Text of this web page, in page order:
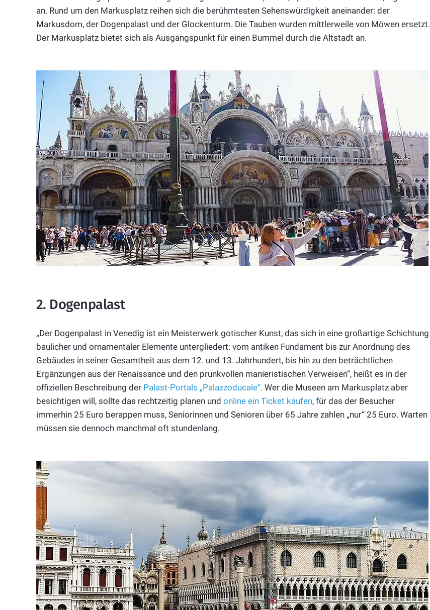
an. Rund um den Markusplatz reihen sich die berühmtesten Sehenswürdigkeit aneinander: der
Markusdom, der Dogenpalast und der Glockenturm. Die Tauben wurden mittlerweile von Möwen ersetzt.
Der Markusplatz bietet sich als Ausgangspunkt für einen Bummel durch die Altstadt an.
2. Dogenpalast
„Der Dogenpalast in Venedig ist ein Meisterwerk gotischer Kunst, das sich in eine großartige Schichtung
baulicher und ornamentaler Elemente untergliedert: vom antiken Fundament bis zur Anordnung des
Gebäudes in seiner Gesamtheit aus dem 12. und 13. Jahrhundert, bis hin zu den beträchtlichen
Ergänzungen aus der Renaissance und den prunkvollen manieristischen Verweisen“, heißt es in der
offiziellen Beschreibung der Palast-Portals „Palazzoducale“. Wer die Museen am Markusplatz aber
besichtigen will, sollte das rechtzeitig planen und online ein Ticket kaufen, für das der Besucher
immerhin 25 Euro berappen muss, Seniorinnen und Senioren über 65 Jahre zahlen „nur“ 25 Euro. Warten
müssen sie dennoch manchmal oft stundenlang.